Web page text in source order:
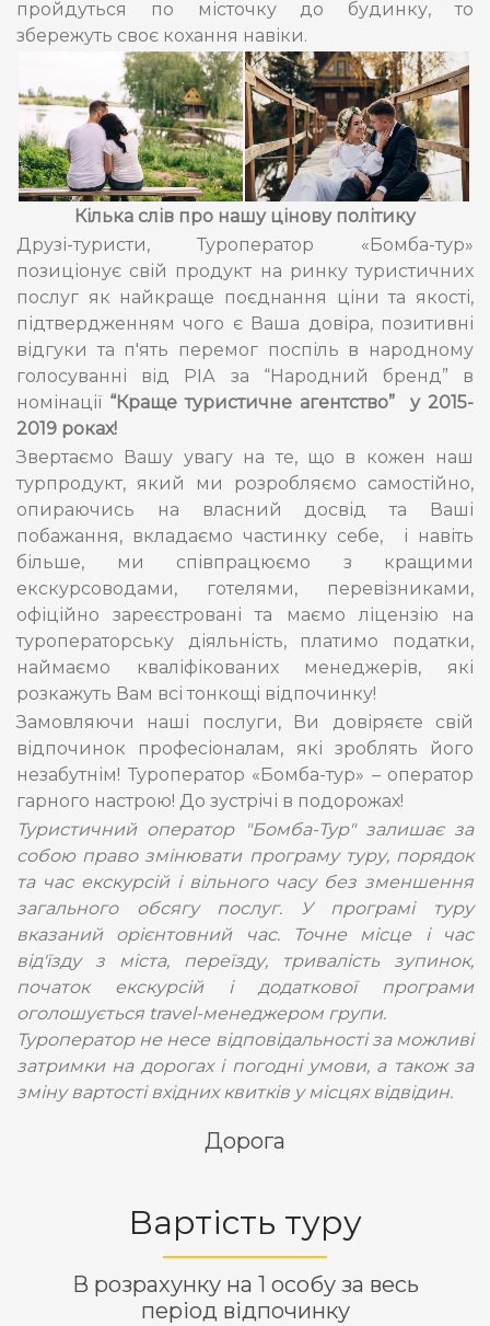
пройдуться по місточку до будинку, то
збережуть своє кохання навіки.
Кілька слів про нашу цінову політику
Друзі-туристи, Туроператор «Бомба-тур»
позиціонує свій продукт на ринку туристичних
послуг як найкраще поєднання ціни та якості,
підтвердженням чого є Ваша довіра, позитивні
відгуки та п'ять перемог поспіль в народному
голосуванні від РІА за “Народний бренд” в
номінації “Краще туристичне агентство” у 2015-
2019 роках!
Звертаємо Вашу увагу на те, що в кожен наш
турпродукт, який ми розробляємо самостійно,
опираючись на власний досвід та Ваші
побажання, вкладаємо частинку себе, і навіть
більше, ми співпрацюємо з кращими
екскурсоводами, готелями, перевізниками,
офіційно зареєстровані та маємо ліцензію на
туроператорську діяльність, платимо податки,
наймаємо кваліфікованих менеджерів, які
розкажуть Вам всі тонкощі відпочинку!
Замовляючи наші послуги, Ви довіряєте свій
відпочинок професіоналам, які зроблять його
незабутнім! Туроператор «Бомба-тур» – оператор
гарного настрою! До зустрічі в подорожах!
Туристичний оператор "Бомба-Тур" залишає за
собою право змінювати програму туру, порядок
та час екскурсій і вільного часу без зменшення
загального обсягу послуг. У програмі туру
вказаний орієнтовний час. Точне місце і час
від'їзду з міста, переїзду, тривалість зупинок,
початок екскурсій і додаткової програми
оголошується travel-менеджером групи.
Туроператор не несе відповідальності за можливі
затримки на дорогах і погодні умови, а також за
зміну вартості вхідних квитків у місцях відвідин.
Дорога
Вартість туру
В розрахунку на 1 особу за весь
період відпочинку